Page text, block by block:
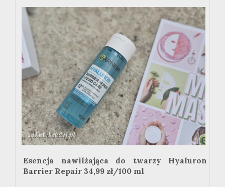
Esencja nawilżająca do twarzy Hyaluron
Barrier Repair 34,99 zł/100 ml